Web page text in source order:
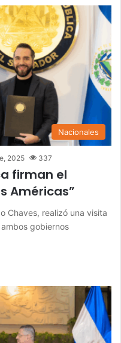
Nacionales
2025 337
firman el
Américas”
Chaves, realizó una visita
gobiernos